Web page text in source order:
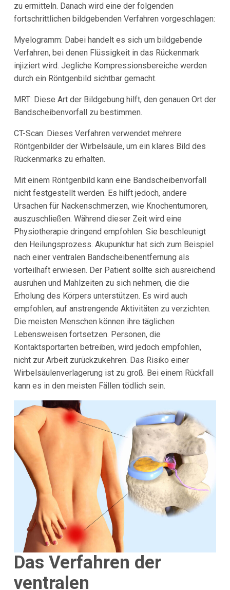
zu ermitteln. Danach wird eine der folgenden
fortschrittlichen bildgebenden Verfahren vorgeschlagen:
Myelogramm: Dabei handelt es sich um bildgebende
Verfahren, bei denen Flüssigkeit in das Rückenmark
injiziert wird. Jegliche Kompressionsbereiche werden
durch ein Röntgenbild sichtbar gemacht.
MRT: Diese Art der Bildgebung hilft, den genauen Ort der
Bandscheibenvorfall zu bestimmen.
CT-Scan: Dieses Verfahren verwendet mehrere
Röntgenbilder der Wirbelsäule, um ein klares Bild des
Rückenmarks zu erhalten.
Mit einem Röntgenbild kann eine Bandscheibenvorfall
nicht festgestellt werden. Es hilft jedoch, andere
Ursachen für Nackenschmerzen, wie Knochentumoren,
auszuschließen. Während dieser Zeit wird eine
Physiotherapie dringend empfohlen. Sie beschleunigt
den Heilungsprozess. Akupunktur hat sich zum Beispiel
nach einer ventralen Bandscheibenentfernung als
vorteilhaft erwiesen. Der Patient sollte sich ausreichend
ausruhen und Mahlzeiten zu sich nehmen, die die
Erholung des Körpers unterstützen. Es wird auch
empfohlen, auf anstrengende Aktivitäten zu verzichten.
Die meisten Menschen können ihre täglichen
Lebensweisen fortsetzen. Personen, die
Kontaktsportarten betreiben, wird jedoch empfohlen,
nicht zur Arbeit zurückzukehren. Das Risiko einer
Wirbelsäulenverlagerung ist zu groß. Bei einem Rückfall
kann es in den meisten Fällen tödlich sein.
Das Verfahren der
ventralen